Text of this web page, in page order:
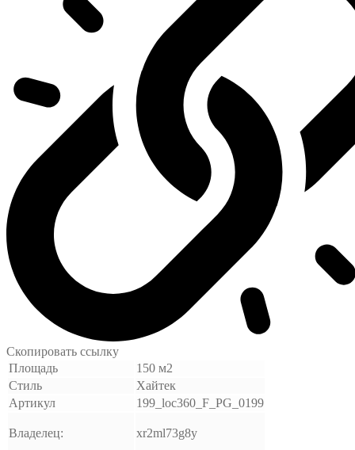
Скопировать ссылку
Площадь
150 м2
Стиль
Хайтек
Артикул
199_loc360_F_PG_0199
Владелец: xr2ml73g8y